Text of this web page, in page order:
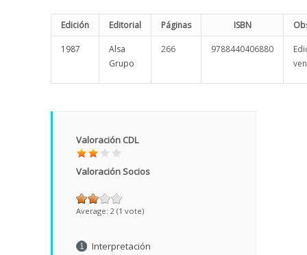
Edición Editorial Páginas ISBN
1987
Alsa
Grupo
266 9788440406880
Valoración CDL
Valoración Socios
Average: 2 (1 vote)
Interpretación